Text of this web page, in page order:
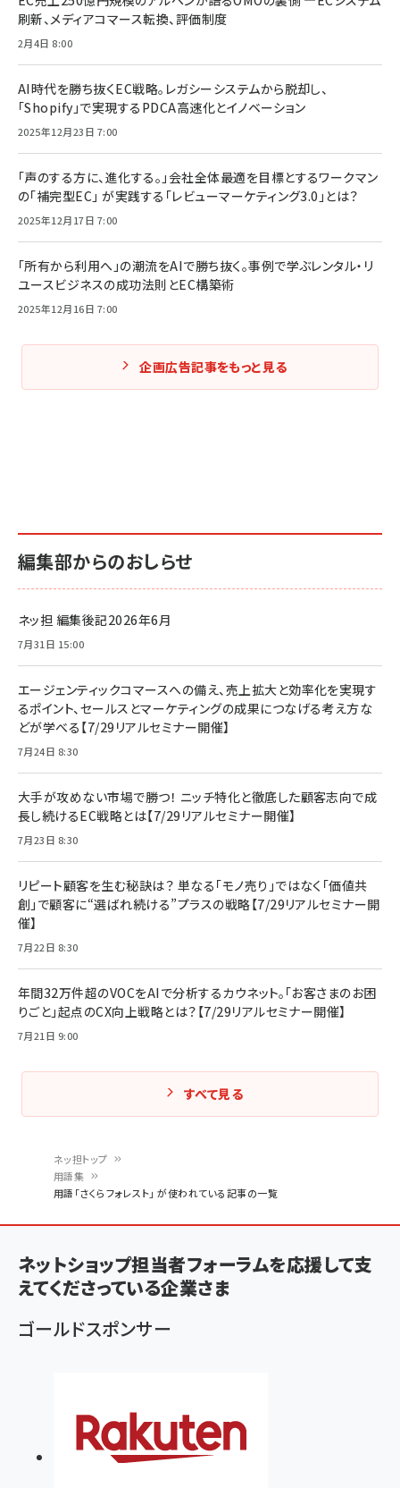
ン
く
ず
ネッ担トップ
用語集
用語「さくらフォレスト」 が使われている記事の一覧
刷新、メディアコマース転換、評価制度
2月4日 8:00
AI時代を勝ち抜くEC戦略。レガシーシステムから脱却し、
「Shopify」で実現するPDCA高速化とイノベーション
2025年12月23日 7:00
「声のする方に、進化する。」会社全体最適を目標とするワークマン
の「補完型EC」 が実践する「レビューマーケティング3.0」とは？
2025年12月17日 7:00
「所有から利用へ」の潮流をAIで勝ち抜く。事例で学ぶレンタル・リ
ユースビジネスの成功法則とEC構築術
2025年12月16日 7:00
企画広告記事をもっと見る
編集部からのおしらせ
ネッ担 編集後記2026年6月
7月31日 15:00
エージェンティックコマースへの備え、売上拡大と効率化を実現す
るポイント、セールスとマーケティングの成果につなげる考え方な
どが学べる【7/29リアルセミナー開催】
7月24日 8:30
大手が攻めない市場で勝つ！ ニッチ特化と徹底した顧客志向で成
長し続けるEC戦略とは【7/29リアルセミナー開催】
7月23日 8:30
リピート顧客を生む秘訣は？ 単なる「モノ売り」ではなく「価値共
創」で顧客に“選ばれ続ける”プラスの戦略【7/29リアルセミナー開
催】
7月22日 8:30
年間32万件超のVOCをAIで分析するカウネット。「お客さまのお困
りごと」起点のCX向上戦略とは？【7/29リアルセミナー開催】
7月21日 9:00
すべて見る
ネットショップ担当者フォーラムを応援して支
えてくださっている企業さま
ゴールドスポンサー